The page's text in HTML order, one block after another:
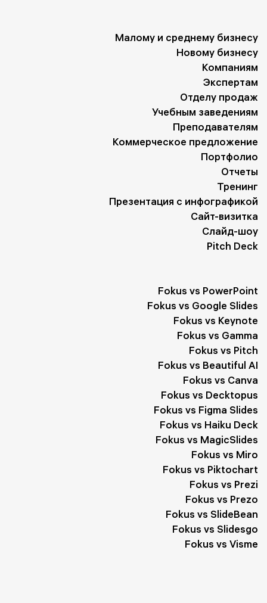
Малому и среднему бизнесу
Новому бизнесу
Компаниям
Экспертам
Отделу продаж
Учебным заведениям
Преподавателям
Коммерческое предложение
Портфолио
Отчеты
Тренинг
Презентация с инфографикой
Сайт-визитка
Слайд-шоу
Pitch Deck
Fokus vs PowerPoint
Fokus vs Google Slides
Fokus vs Keynote
Fokus vs Gamma
Fokus vs Pitch
Fokus vs Beautiful AI
Fokus vs Canva
Fokus vs Decktopus
Fokus vs Figma Slides
Fokus vs Haiku Deck
Fokus vs MagicSlides
Fokus vs Miro
Fokus vs Piktochart
Fokus vs Prezi
Fokus vs Prezo
Fokus vs SlideBean
Fokus vs Slidesgo
Fokus vs Visme